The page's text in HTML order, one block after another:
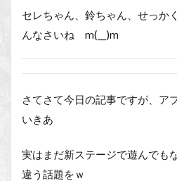
セレちゃん、鈴ちゃん、せっか
んなさいね m(__)m
さてさて今日の記事ですが、ア
いきあ
実はまだ新ステージで遊んでも
違う話題をｗ